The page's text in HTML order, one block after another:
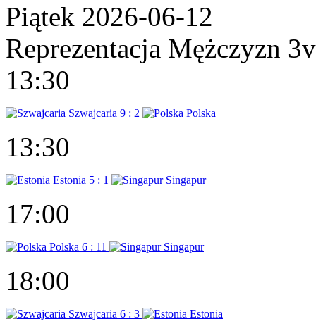
Piątek 2026-06-12
Reprezentacja Mężczyzn
13:30
Szwajcaria 9 : 2 Polska
13:30
Estonia 5 : 1 Singapur
17:00
Polska 6 : 11 Singapur
18:00
Szwajcaria 6 : 3 Estonia